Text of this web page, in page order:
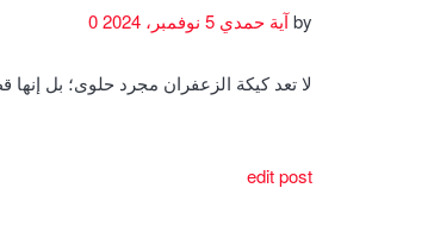
byآية حمدي
لا تعد كيكة الزعفران مجرد حلوى؛ بل
edit post